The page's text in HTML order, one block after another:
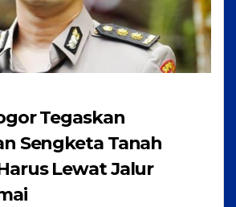
Tegaskan
Sengketa Tanah
Lewat Jalur